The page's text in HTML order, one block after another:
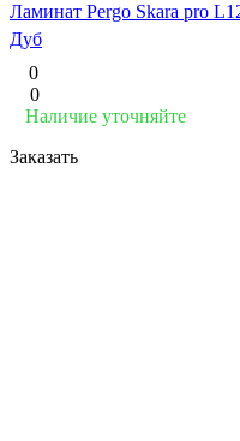
Ламинат Pergo Skara pro
Дуб
0
0
Наличие уточняйте
Заказать